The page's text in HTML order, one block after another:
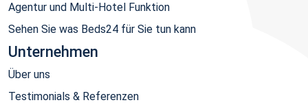
Agentur und Multi-Hotel Funktion
Sehen Sie was Beds24 für Sie tun kann
Unternehmen
Über uns
Testimonials & Referenzen